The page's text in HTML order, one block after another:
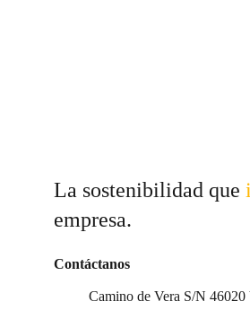
La sostenibilidad que
empresa.
Contáctanos
Camino de Vera S/N 46020